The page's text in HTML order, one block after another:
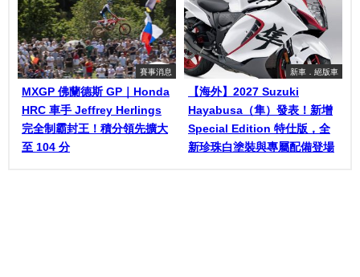
賽事消息
MXGP 佛蘭德斯 GP｜Honda
HRC 車手 Jeffrey Herlings
完全制霸封王！積分領先擴大
至 104 分
新車．絕版車
【海外】2027 Suzuki
Hayabusa（隼）發表！新增
Special Edition 特仕版，全
新珍珠白塗裝與專屬配備登場